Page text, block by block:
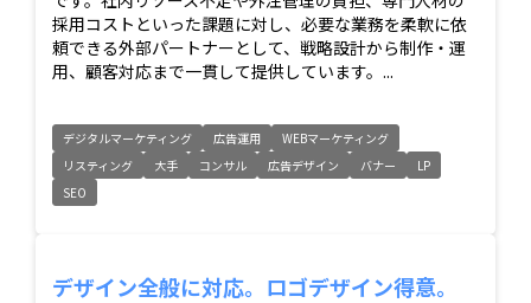
採用コストといった課題に対し、必要な業務を柔軟に依
頼できる外部パートナーとして、戦略設計から制作・運
用、顧客対応まで一貫して提供しています。...
デジタルマーケティング 広告運用
WEBマーケティング
リスティング
大手 コンサル 広告デザイン バナー
LP
SEO
デザイン全般に対応。ロゴデザイン得意。